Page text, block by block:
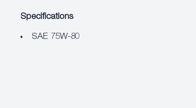
Specifications
SAE 75W-80